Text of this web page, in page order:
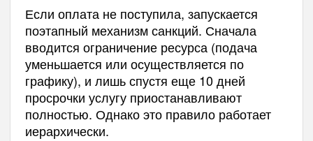
Если оплата не поступила, запускается
поэтапный механизм санкций. Сначала
вводится ограничение ресурса (подача
уменьшается или осуществляется по
графику), и лишь спустя еще 10 дней
просрочки услугу приостанавливают
полностью. Однако это правило работает
иерархически.